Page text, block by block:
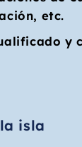
etc.
y
isla